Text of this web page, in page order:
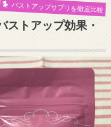
バストアップサプリを徹底比較
ストアップ効果・